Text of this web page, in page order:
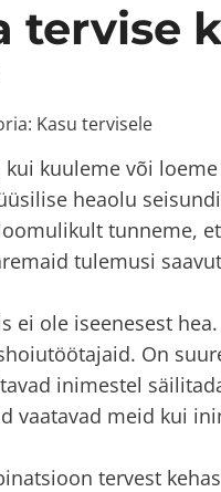
tervise
Kasu tervisele
kuuleme või
heaolu
tunneme,
tulemusi
ei ole iseenesest
On
inimestel
vaatavad meid kui
tervest